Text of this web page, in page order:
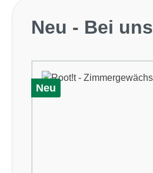
Produktgalerie überspringen
Neu - Bei uns
Neu